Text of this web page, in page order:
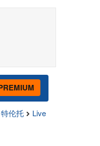
特伦托 Live